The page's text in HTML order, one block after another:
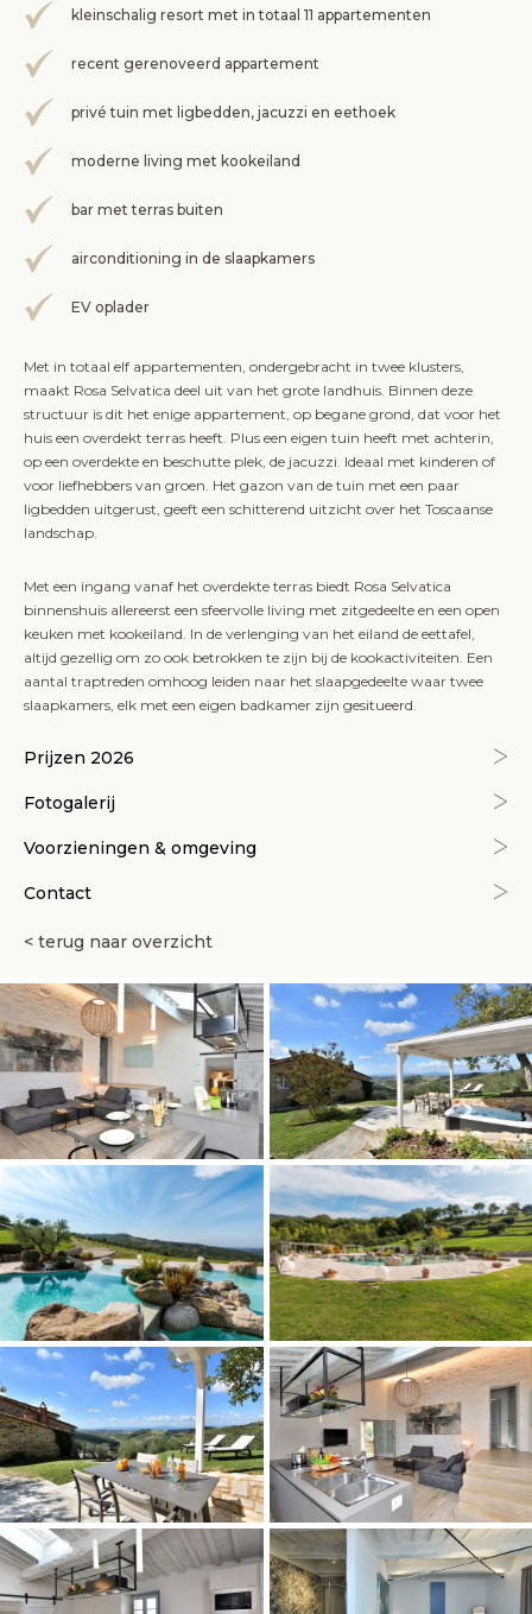
kleinschalig resort met in totaal 11 appartementen
recent gerenoveerd appartement
privé tuin met ligbedden, jacuzzi en eethoek
moderne living met kookeiland
bar met terras buiten
airconditioning in de slaapkamers
EV oplader
Met in totaal elf appartementen, ondergebracht in twee klusters,
maakt Rosa Selvatica deel uit van het grote landhuis. Binnen deze
structuur is dit het enige appartement, op begane grond, dat voor het
huis een overdekt terras heeft. Plus een eigen tuin heeft met achterin,
op een overdekte en beschutte plek, de jacuzzi. Ideaal met kinderen of
voor liefhebbers van groen. Het gazon van de tuin met een paar
ligbedden uitgerust, geeft een schitterend uitzicht over het Toscaanse
landschap.
Met een ingang vanaf het overdekte terras biedt Rosa Selvatica
binnenshuis allereerst een sfeervolle living met zitgedeelte en een open
keuken met kookeiland. In de verlenging van het eiland de eettafel,
altijd gezellig om zo ook betrokken te zijn bij de kookactiviteiten. Een
aantal traptreden omhoog leiden naar het slaapgedeelte waar twee
slaapkamers, elk met een eigen badkamer zijn gesitueerd.
Prijzen 2026
Fotogalerij
Voorzieningen & omgeving
Contact
< terug naar overzicht